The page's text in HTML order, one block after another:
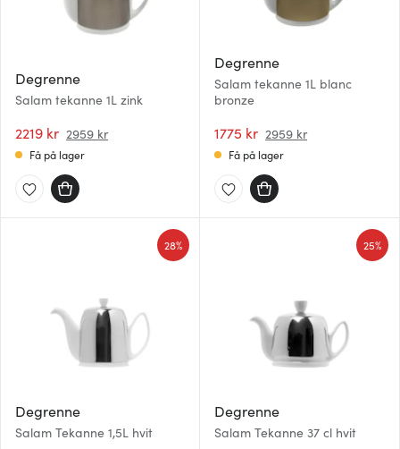
Degrenne
Salam tekanne 1L zink
2219 kr 2959 kr
Få på lager
Degrenne
Salam tekanne 1L blanc
bronze
1775 kr 2959 kr
Få på lager
Degrenne
Salam Tekanne 1,5L hvit
28%
Degrenne
Salam Tekanne 37 cl hvit
25%